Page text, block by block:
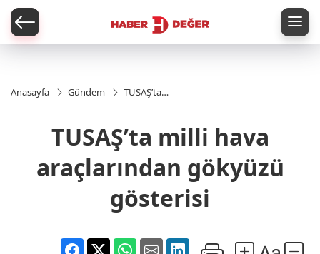
Anasayfa Gündem
TUSAŞ’ta
gökyüzü
gösterisi
TUSAŞ’ta milli hava
araçlarından gökyüzü
gösterisi